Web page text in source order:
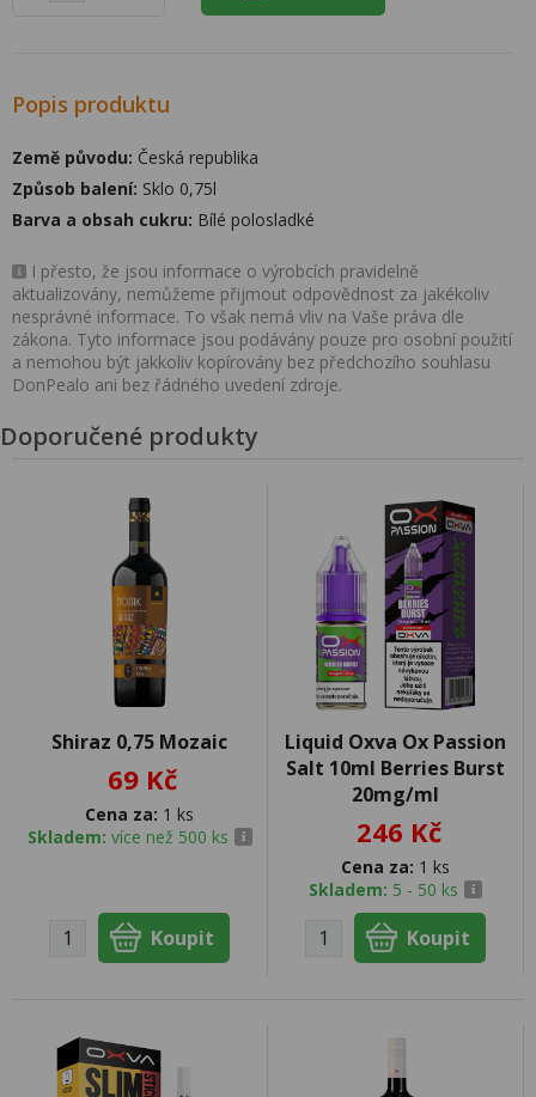
Popis produktu
Země původu: Česká republika
Způsob balení: Sklo 0,75l
Barva a obsah cukru: Bílé polosladké
I přesto, že jsou informace o výrobcích pravidelně
aktualizovány, nemůžeme přijmout odpovědnost za jakékoliv
nesprávné informace. To však nemá vliv na Vaše práva dle
zákona. Tyto informace jsou podávány pouze pro osobní použití
a nemohou být jakkoliv kopírovány bez předchozího souhlasu
DonPealo ani bez řádného uvedení zdroje.
Doporučené produkty
Shiraz 0,75 Mozaic
69 Kč
Cena za: 1 ks
Skladem: více než 500 ks
Liquid Oxva Ox Passion
Salt 10ml Berries Burst
20mg/ml
246 Kč
Cena za: 1 ks
Skladem: 5 - 50 ks